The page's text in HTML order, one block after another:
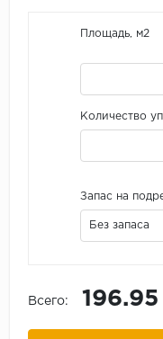
Площадь, м2
Количество
Запас на
Без запаса
Всего: 196.95